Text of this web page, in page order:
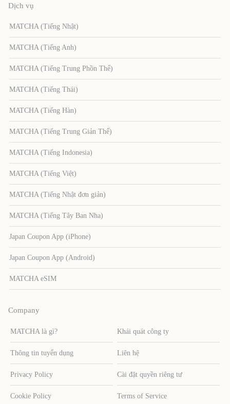
Dịch vụ
MATCHA (Tiếng Nhật)
MATCHA (Tiếng Anh)
MATCHA (Tiếng Trung Phồn Thể)
MATCHA (Tiếng Thái)
MATCHA (Tiếng Hàn)
MATCHA (Tiếng Trung Giản Thể)
MATCHA (Tiếng Indonesia)
MATCHA (Tiếng Việt)
MATCHA (Tiếng Nhật đơn giản)
MATCHA (Tiếng Tây Ban Nha)
Japan Coupon App (iPhone)
Japan Coupon App (Android)
MATCHA eSIM
Company
MATCHA là gì? Khái quát công ty
Thông tin tuyển dụng Liên hệ
Privacy Policy Cài đặt quyền riêng tư
Cookie Policy Terms of Service